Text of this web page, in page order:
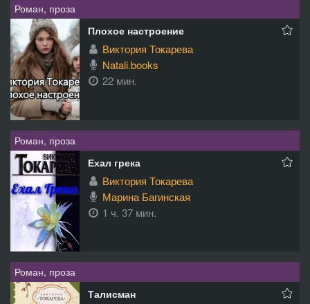
Роман, проза
Плохое настроение
Виктория Токарева
Natali.books
22 мин.
Роман, проза
Ехал грека
Виктория Токарева
Марина Багинская
1 ч. 37 мин.
Роман, проза
Талисман